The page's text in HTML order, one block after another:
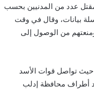
عدد من المدنيين بحسب
بيانات، وقال في وقت
من الوصول إلى
حيث تواصل قوات الأسد
أطراف محافظة إدلب